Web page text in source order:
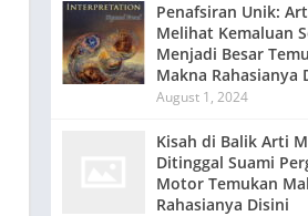
Penafsiran Unik:
Melihat Kemaluan
Menjadi Besar
Makna Rahasianya
August 1, 2024
Kisah di Balik Arti
Ditinggal Suami
Motor Temukan
Rahasianya Disini